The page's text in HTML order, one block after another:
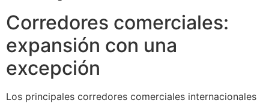
Corredores comerciales:
expansión con una
excepción
Los principales corredores comerciales internacionales